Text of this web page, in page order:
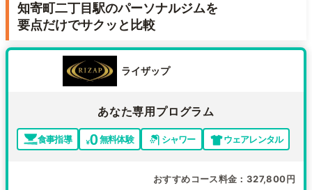
知寄町二丁目駅のパーソナルジムを
要点だけでサクッと比較
ライザップ
あなた専用プログラム
食事指導 無料体験 シャワー ウェアレンタル
おすすめコース料金 327,800円